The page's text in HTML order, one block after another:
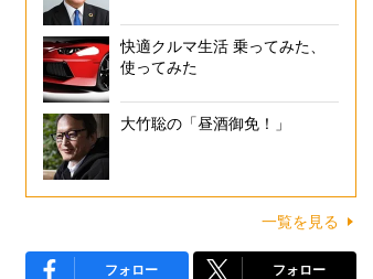
快適クルマ生活 乗ってみた、
使ってみた
大竹聡の「昼酒御免！」
一覧を見る
フォロー フォロー